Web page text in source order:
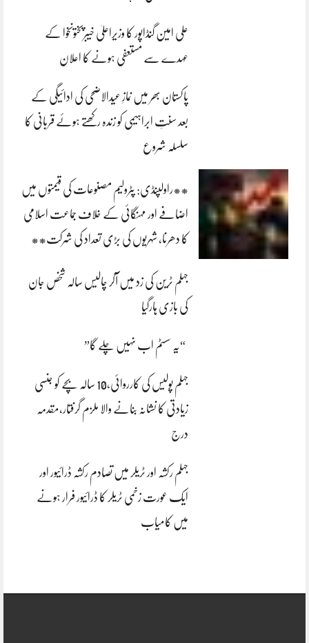
علی امین گنڈاپور کا وزیراعلیٰ خیبرپختونخوا کے
عہدے سے مستعفی ہونے کا اعلان
پاکستان بھر میں نمازِ عیدالاضحی کی ادائیگی کے
بعد سنتِ ابراہیمی کو زندہ رکھتے ہوئے قربانی کا
سلسلہ شروع
**راولپنڈی: پٹرولیم مصنوعات کی قیمتوں میں
اضافے اور مہنگائی کے خلاف جماعت اسلامی
کا دھرنا، شہریوں کی بڑی تعداد کی شرکت**
جہلم ٹرین کی زد میں آکر چالیس سالہ شخص جان
کی بازی ہارگیا
“یہ سسٹم اب نہیں چلے گا”
جہلم پولیس کی کارروائی،10 سالہ بچے کو جنسی
زیادتی کا نشانہ بنانے والا ملزم گرفتار،مقدمہ
درج
جہلم رکشہ اور ٹریلر میں تصادم رکشہ ڈرائیور اور
ایک عورت زخمی ٹریلر کا ڈرائیور فرار ہونے
میں کامیاب